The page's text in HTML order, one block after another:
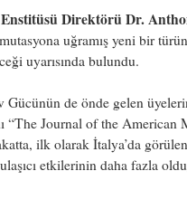
Enstitüsü Direktörü Dr.
uğramış yeni bir
uyarısında bulundu.
de önde gelen
“The Journal of the American
ilk olarak İtalya’da
etkilerinin daha fazla